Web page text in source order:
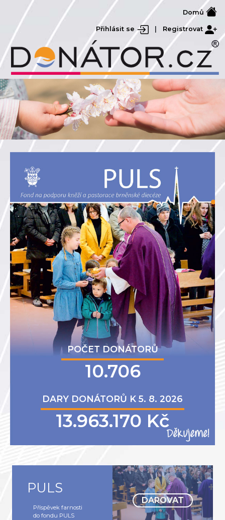
Domů
Přihlásit se Registrovat
POČET DONÁTORŮ
10.706
DARY DONÁTORŮ K 5. 8. 2026
13.963.170 Kč
PULS
Příspěvek farnosti
do fondu PULS
DAROVAT